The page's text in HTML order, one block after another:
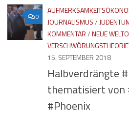
0
JOURNALISMUS/
KOMMENTAR/NEUE
VERSCHWÖRUNGSTHEORIE
15. SEPTEMBER 2018
Halbverdrängte
thematisiert von
#Phoenix